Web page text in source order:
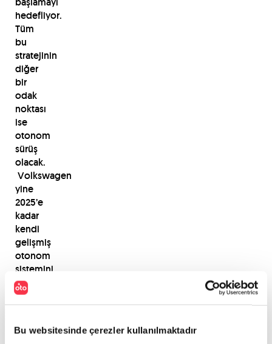
Bu websitesinde çerezler kullanılmaktadır
hedefliyor.
Tüm
bu
stratejinin
diğer
bir
odak
noktası
ise
otonom
sürüş
olacak.
Volkswagen
yine
2025’e
kadar
kendi
gelişmiş
otonom
sistemini
üreterek,
yeni
ve
gelişmiş